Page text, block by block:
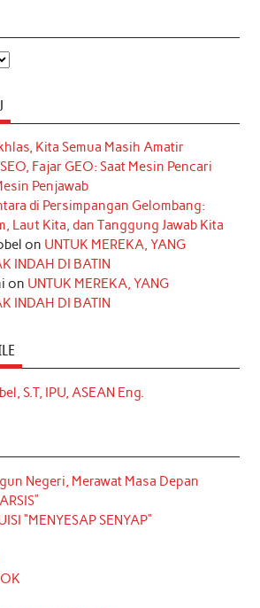
Kita Semua Masih Amatir
Fajar GEO: Saat Mesin Pencari
Penjawab
di Persimpangan Gelombang:
Laut Kita, dan Tanggung Jawab Kita
on UNTUK MEREKA, YANG
INDAH DI BATIN
on UNTUK MEREKA, YANG
INDAH DI BATIN
S.T, IPU, ASEAN Eng.
Negeri, Merawat Masa Depan
“MENYESAP SENYAP”